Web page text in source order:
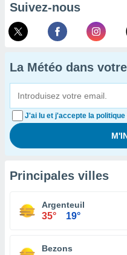
Suivez-nous
La Météo dans
J'ai lu et j'accepte la
Principales villes
Argenteuil
35° 19°
Bezons